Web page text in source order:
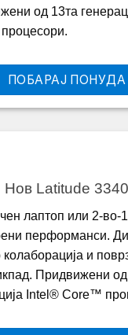
од 13та
ПОБАРАЈ ПОНУДА
Нов Latitude 3340
лаптоп или 2-во-
перформанси.
и
Придвижени од
Intel® Core™